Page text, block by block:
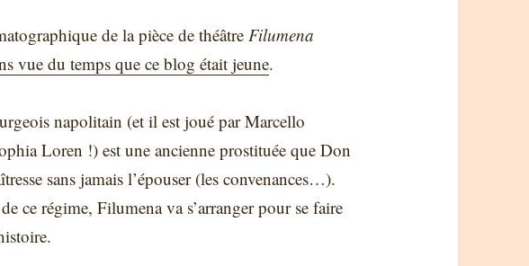
de la pièce de théâtreFilumena
vue du temps que ce blog était jeune.
napolitain (et il est joué par Marcello
Loren !) est une ancienne prostituée que Don
sans jamais l’épouser (les convenances…).
ce régime, Filumena va s’arranger pour se faire